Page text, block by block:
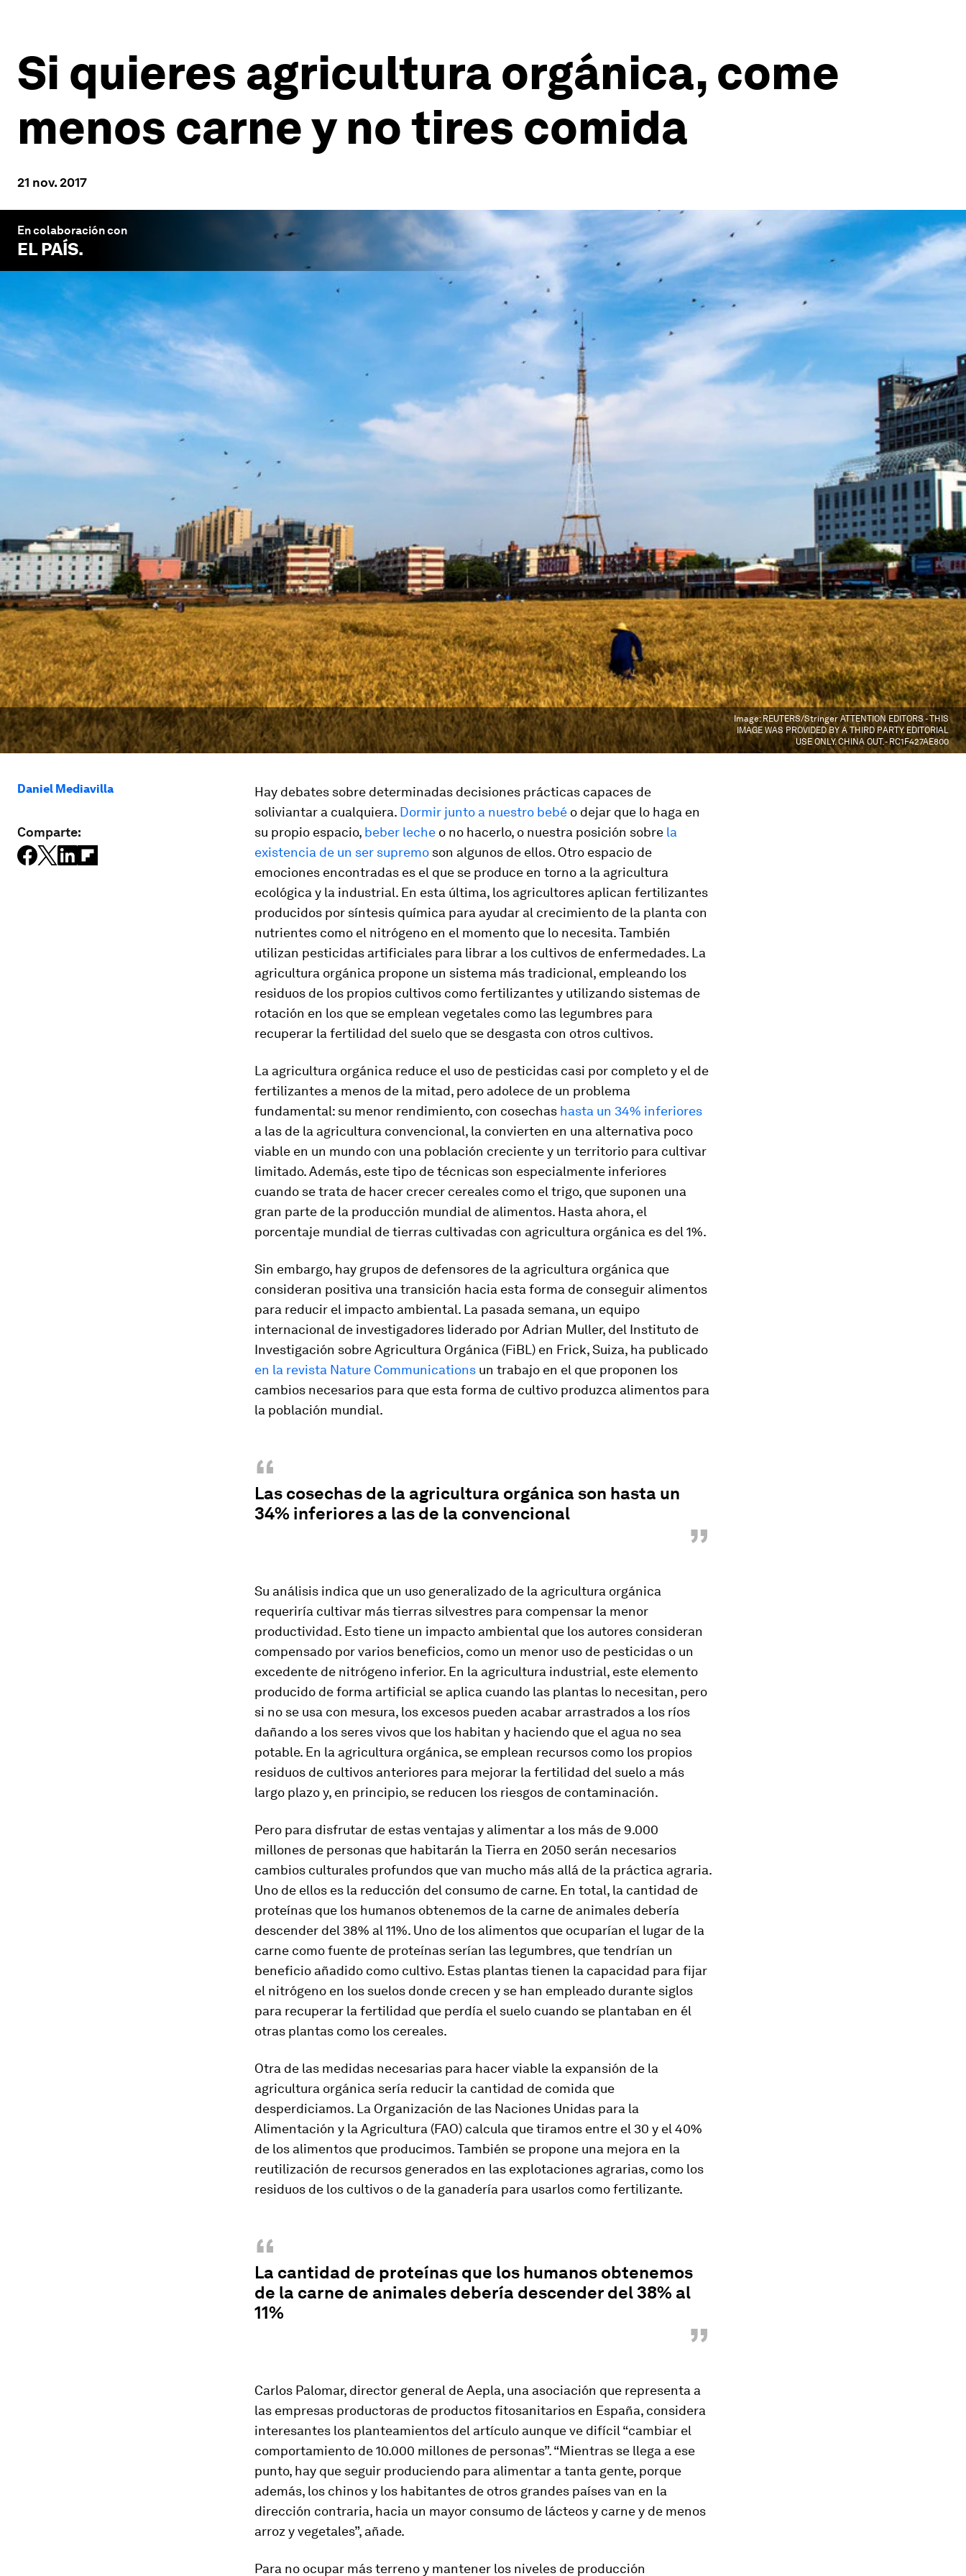
Si quieres agricultura orgánica, come
menos carne y no tires comida
21 nov. 2017
En colaboración con
EL PAÍS.
Image: REUTERS/Stringer ATTENTION EDITORS - THIS
IMAGE WAS PROVIDED BY A THIRD PARTY. EDITORIAL
USE ONLY. CHINA OUT. - RC1F427AE800
Daniel Mediavilla
Comparte:
Hay debates sobre determinadas decisiones prácticas capaces de
soliviantar a cualquiera. Dormir junto a nuestro bebé o dejar que lo haga en
su propio espacio, beber leche o no hacerlo, o nuestra posición sobre la
existencia de un ser supremo son algunos de ellos. Otro espacio de
emociones encontradas es el que se produce en torno a la agricultura
ecológica y la industrial. En esta última, los agricultores aplican fertilizantes
producidos por síntesis química para ayudar al crecimiento de la planta con
nutrientes como el nitrógeno en el momento que lo necesita. También
utilizan pesticidas artificiales para librar a los cultivos de enfermedades. La
agricultura orgánica propone un sistema más tradicional, empleando los
residuos de los propios cultivos como fertilizantes y utilizando sistemas de
rotación en los que se emplean vegetales como las legumbres para
recuperar la fertilidad del suelo que se desgasta con otros cultivos.
La agricultura orgánica reduce el uso de pesticidas casi por completo y el de
fertilizantes a menos de la mitad, pero adolece de un problema
fundamental: su menor rendimiento, con cosechas hasta un 34% inferiores
a las de la agricultura convencional, la convierten en una alternativa poco
viable en un mundo con una población creciente y un territorio para cultivar
limitado. Además, este tipo de técnicas son especialmente inferiores
cuando se trata de hacer crecer cereales como el trigo, que suponen una
gran parte de la producción mundial de alimentos. Hasta ahora, el
porcentaje mundial de tierras cultivadas con agricultura orgánica es del 1%.
Sin embargo, hay grupos de defensores de la agricultura orgánica que
consideran positiva una transición hacia esta forma de conseguir alimentos
para reducir el impacto ambiental. La pasada semana, un equipo
internacional de investigadores liderado por Adrian Muller, del Instituto de
Investigación sobre Agricultura Orgánica (FiBL) en Frick, Suiza, ha publicado
en la revista Nature Communications un trabajo en el que proponen los
cambios necesarios para que esta forma de cultivo produzca alimentos para
la población mundial.
“
Las cosechas de la agricultura orgánica son hasta un
34% inferiores a las de la convencional
”
Su análisis indica que un uso generalizado de la agricultura orgánica
requeriría cultivar más tierras silvestres para compensar la menor
productividad. Esto tiene un impacto ambiental que los autores consideran
compensado por varios beneficios, como un menor uso de pesticidas o un
excedente de nitrógeno inferior. En la agricultura industrial, este elemento
producido de forma artificial se aplica cuando las plantas lo necesitan, pero
si no se usa con mesura, los excesos pueden acabar arrastrados a los ríos
dañando a los seres vivos que los habitan y haciendo que el agua no sea
potable. En la agricultura orgánica, se emplean recursos como los propios
residuos de cultivos anteriores para mejorar la fertilidad del suelo a más
largo plazo y, en principio, se reducen los riesgos de contaminación.
Pero para disfrutar de estas ventajas y alimentar a los más de 9.000
millones de personas que habitarán la Tierra en 2050 serán necesarios
cambios culturales profundos que van mucho más allá de la práctica agraria.
Uno de ellos es la reducción del consumo de carne. En total, la cantidad de
proteínas que los humanos obtenemos de la carne de animales debería
descender del 38% al 11%. Uno de los alimentos que ocuparían el lugar de la
carne como fuente de proteínas serían las legumbres, que tendrían un
beneficio añadido como cultivo. Estas plantas tienen la capacidad para fijar
el nitrógeno en los suelos donde crecen y se han empleado durante siglos
para recuperar la fertilidad que perdía el suelo cuando se plantaban en él
otras plantas como los cereales.
Otra de las medidas necesarias para hacer viable la expansión de la
agricultura orgánica sería reducir la cantidad de comida que
desperdiciamos. La Organización de las Naciones Unidas para la
Alimentación y la Agricultura (FAO) calcula que tiramos entre el 30 y el 40%
de los alimentos que producimos. También se propone una mejora en la
reutilización de recursos generados en las explotaciones agrarias, como los
residuos de los cultivos o de la ganadería para usarlos como fertilizante.
“
La cantidad de proteínas que los humanos obtenemos
de la carne de animales debería descender del 38% al
11%
”
Carlos Palomar, director general de Aepla, una asociación que representa a
las empresas productoras de productos fitosanitarios en España, considera
interesantes los planteamientos del artículo aunque ve difícil “cambiar el
comportamiento de 10.000 millones de personas”. “Mientras se llega a ese
punto, hay que seguir produciendo para alimentar a tanta gente, porque
además, los chinos y los habitantes de otros grandes países van en la
dirección contraria, hacia un mayor consumo de lácteos y carne y de menos
arroz y vegetales”, añade.
Para no ocupar más terreno y mantener los niveles de producción